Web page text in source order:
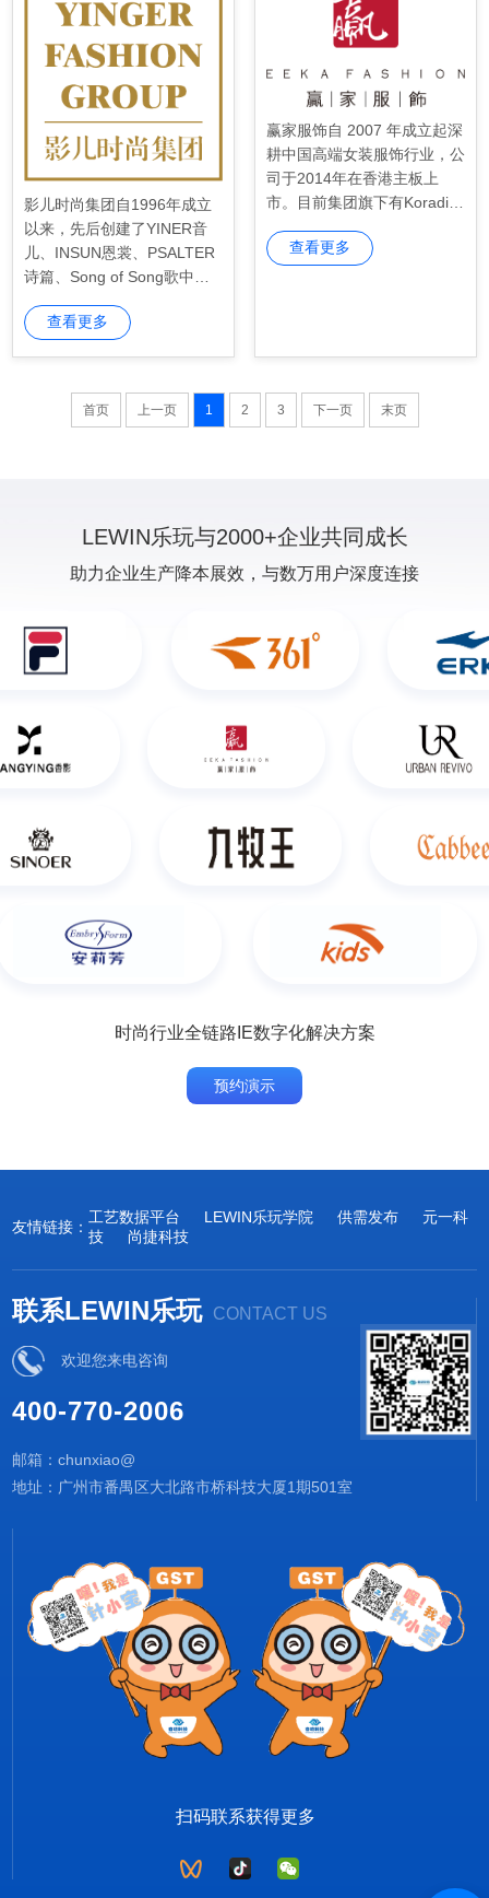
非凡体验。
吉隆坡等210多个城市。
影儿时尚集团自1996年成立
以来，先后创建了YINER音
儿、INSUN恩裳、PSALTER
诗篇、Song of Song歌中
歌、OBBLIGATO奥丽嘉朵和
XII BASKET 十二篮六大品
时尚行业为主导、跨行业发展
的大型多元化企业。
查看更多
赢家服饰自 2007 年成立起深
耕中国高端女装服饰行业，公
司于2014年在香港主板上
市。目前集团旗下有Koradio
lsewhere、 NAERSI、NAER
韩国代理品牌。
查看更多
首页 上一页 1 2 3 下一页 末页
LEWIN乐玩与2000+企业共同成长
助力企业生产降本展效，与数万用户深度连接
时尚行业全链路IE数字化解决方案
预约演示
友情链接：
工艺数据平台 LEWIN乐玩学院 供需发布
元一科
技
尚捷科技
联系LEWIN乐玩 CONTACT US
欢迎您来电咨询
400-770-2006
邮箱：chunxiao@
地址：广州市番禺区大北路市桥科技大厦1期501室
扫码联系获得更多